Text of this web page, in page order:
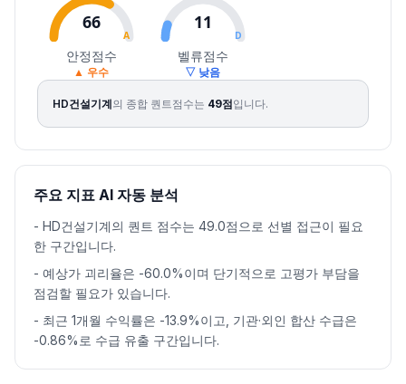
66
A
안정점수
▲ 우수
11
D
벨류점수
▽ 낮음
HD건설기계의 종합 퀀트점수는 49점입니다.
주요 지표 AI 자동 분석
- HD건설기계의 퀀트 점수는 49.0점으로 선별 접근이 필요
한 구간입니다.
- 예상가 괴리율은 -60.0%이며 단기적으로 고평가 부담을
점검할 필요가 있습니다.
- 최근 1개월 수익률은 -13.9%이고, 기관·외인 합산 수급은
-0.86%로 수급 유출 구간입니다.